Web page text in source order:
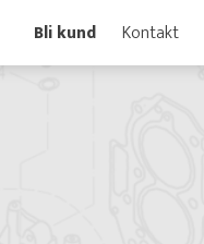
Bli kund Kontakt